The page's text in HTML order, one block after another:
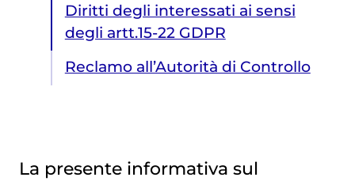
Diritti degli interessati ai sensi
degli artt.15-22 GDPR
Reclamo all’Autorità di Controllo
La presente informativa sul